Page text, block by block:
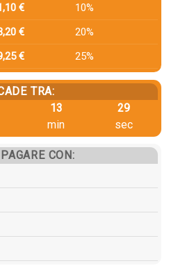
€
10%
€
20%
€ 25%
TRA:
13
min
29
sec
CON: